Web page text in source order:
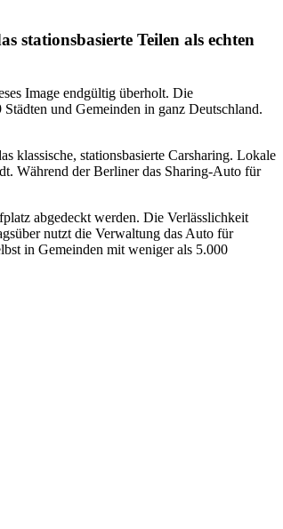
stationsbasierte Teilen als echten
Image endgültig überholt. Die
und Gemeinden in ganz Deutschland.
klassische, stationsbasierte Carsharing. Lokale
Während der Berliner das Sharing-Auto für
abgedeckt werden. Die Verlässlichkeit
nutzt die Verwaltung das Auto für
in Gemeinden mit weniger als 5.000